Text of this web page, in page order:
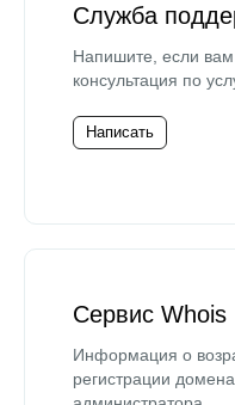
Служба
Напишите, если
консультация по
Написать
Сервис Whois
Информация о
регистрации